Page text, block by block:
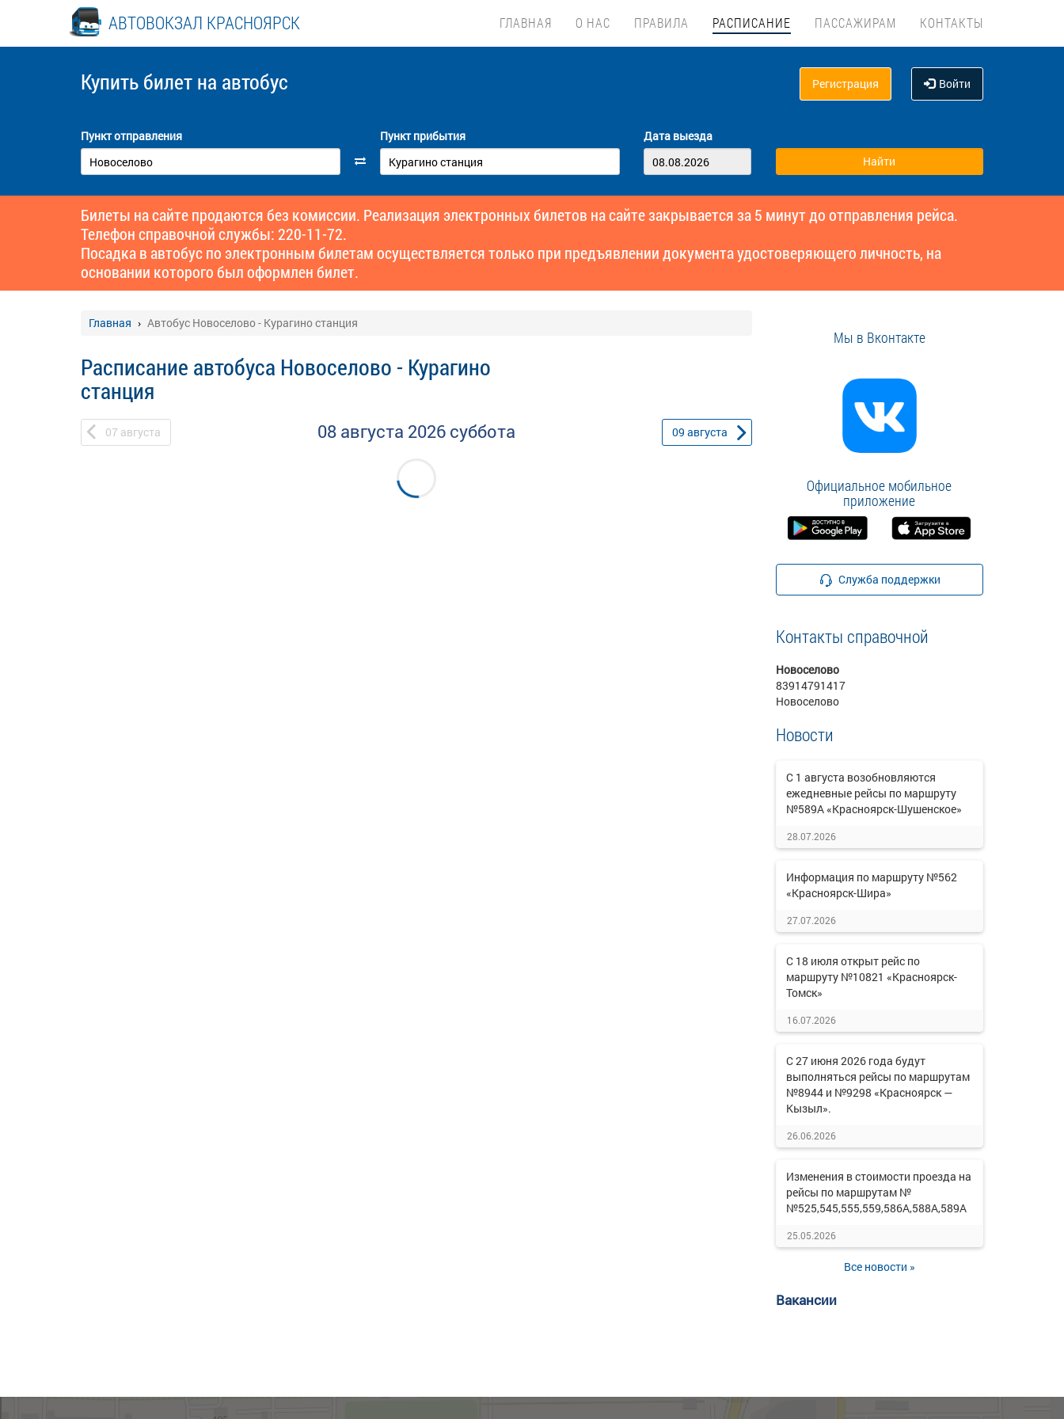
АВТОВОКЗАЛ КРАСНОЯРСК ГЛАВНАЯ О НАС ПРАВИЛА РАСПИСАНИЕ ПАССАЖИРАМ КОНТАКТЫ
Купить билет на автобус Регистрация Войти
Пункт отправления Пункт прибытия Дата выезда
Билеты на сайте продаются без комиссии. Реализация электронных билетов на сайте закрывается за 5 минут до отправления рейса.
Телефон справочной службы: 220-11-72.
Посадка в автобус по электронным билетам осуществляется только при предъявлении документа удостоверяющего личность, на
основании которого был оформлен билет.
Главная Автобус Новоселово - Курагино станция
Расписание автобуса Новоселово - Курагино
станция
07 августа 08 августа 2026 суббота 09 августа
Мы в Вконтакте
Официальное мобильное
приложение
Служба поддержки
Контакты справочной
Новоселово
83914791417
Новоселово
Новости
С 1 августа возобновляются
ежедневные рейсы по маршруту
№589А «Красноярск-Шушенское»
28.07.2026
Информация по маршруту №562
«Красноярск-Шира»
27.07.2026
С 18 июля открыт рейс по
маршруту №10821 «Красноярск-
Томск»
16.07.2026
С 27 июня 2026 года будут
выполняться рейсы по маршрутам
№8944 и №9298 «Красноярск —
Кызыл».
26.06.2026
Изменения в стоимости проезда на
рейсы по маршрутам №
№525,545,555,559,586А,588А,589А
25.05.2026
Все новости »
Вакансии